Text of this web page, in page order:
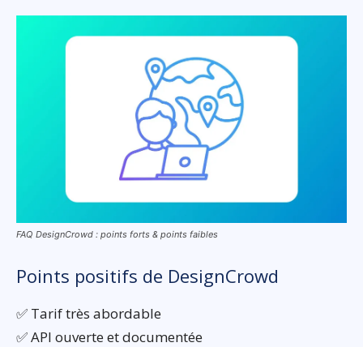
FAQ DesignCrowd : points forts & points faibles
Points positifs de DesignCrowd
✅ Tarif très abordable
✅ API ouverte et documentée